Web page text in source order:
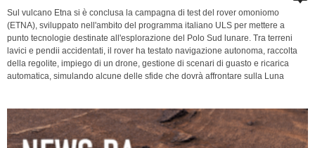
Sul vulcano Etna si è conclusa la campagna di test del rover omoniomo
(ETNA), sviluppato nell'ambito del programma italiano ULS per mettere a
punto tecnologie destinate all'esplorazione del Polo Sud lunare. Tra terreni
lavici e pendii accidentati, il rover ha testato navigazione autonoma, raccolta
della regolite, impiego di un drone, gestione di scenari di guasto e ricarica
automatica, simulando alcune delle sfide che dovrà affrontare sulla Luna